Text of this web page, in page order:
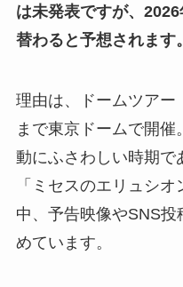
は未発表ですが、
替わると予想されます。
理由は、ドームツアー
まで東京ドームで開
動にふさわしい時期で
「ミセスのエリュシ
中、予告映像やSNS
めています。